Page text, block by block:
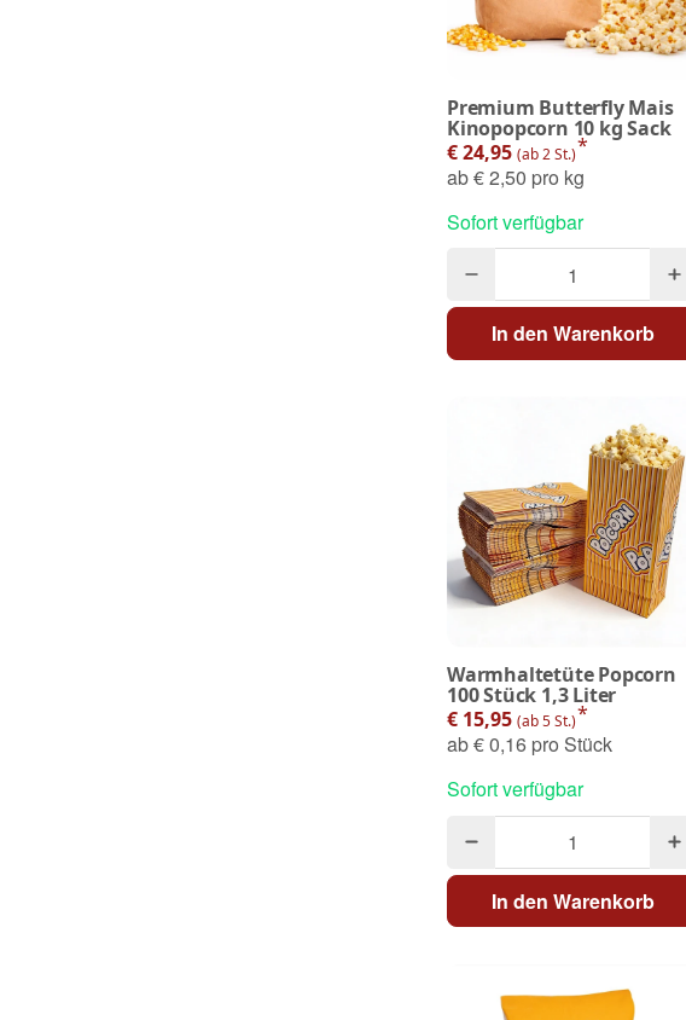
Premium Butterfly Mais
Kinopopcorn 10 kg Sack
€ 24,95 (ab 2 St.)*
ab€ 2,50 pro kg
Sofort verfügbar
In den Warenkorb
Warmhaltetüte Popcorn
100 Stück 1,3 Liter
€ 15,95 (ab 5 St.)*
ab€ 0,16 pro Stück
Sofort verfügbar
In den Warenkorb